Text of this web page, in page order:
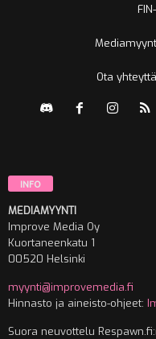
Ota
INFO
MEDIAMYYNTI
Improve Media Oy
Kuortaneenkatu 1
00520 Helsinki
myynti@improvemedia.fi
Hinnasto ja aineisto-ohjeet:
Suora neuvottelu